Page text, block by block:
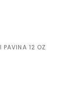
PAVINA 12 OZ